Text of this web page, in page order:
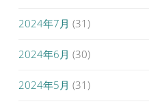
2024年7月 (31)
2024年6月 (30)
2024年5月 (31)